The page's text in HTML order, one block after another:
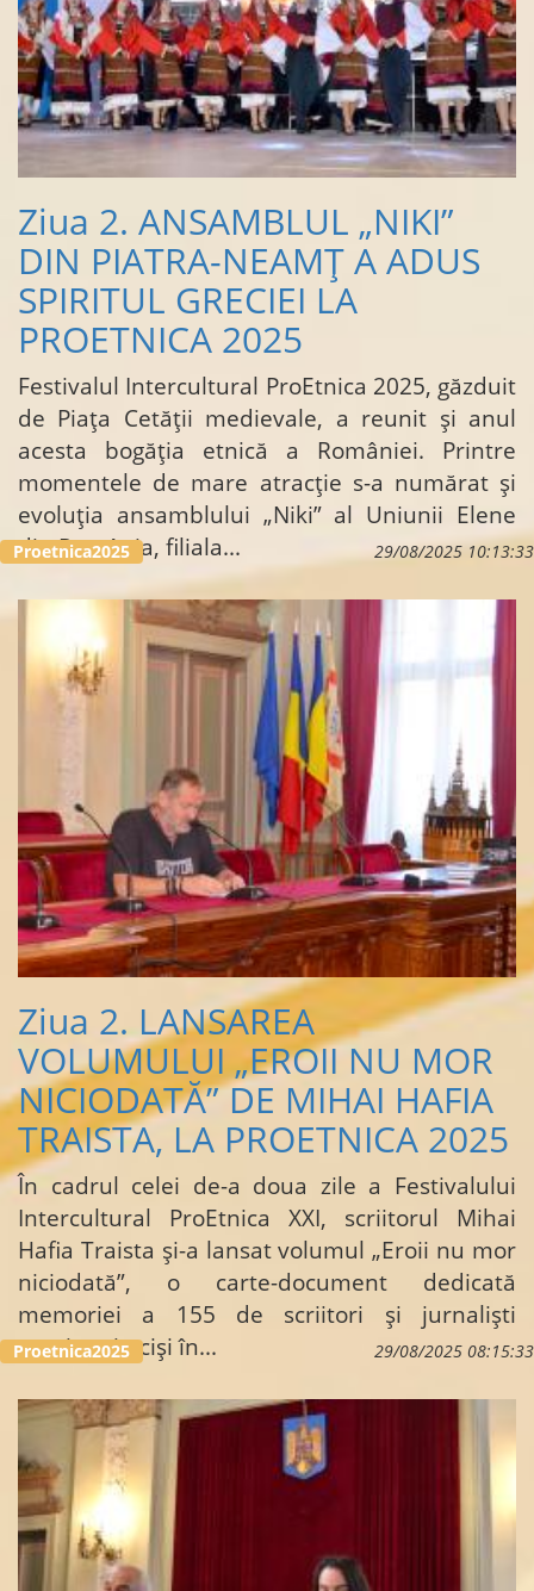
Ziua 2. ANSAMBLUL „NIKI”
DIN PIATRA-NEAMȚ A ADUS
SPIRITUL GRECIEI LA
PROETNICA 2025
Festivalul Intercultural ProEtnica 2025, găzduit
de Piața Cetății medievale, a reunit și anul
acesta bogăția etnică a României. Printre
momentele de mare atracție s-a numărat și
evoluția ansamblului „Niki” al Uniunii Elene
din România, filiala...
29/08/2025 10:13:33
Proetnica2025
Ziua 2. LANSAREA
VOLUMULUI „EROII NU MOR
NICIODATĂ” DE MIHAI HAFIA
TRAISTA, LA PROETNICA 2025
În cadrul celei de-a doua zile a Festivalului
Intercultural ProEtnica XXI, scriitorul Mihai
Hafia Traista și-a lansat volumul „Eroii nu mor
niciodată”, o carte-document dedicată
memoriei a 155 de scriitori și jurnaliști
ucraineni uciși în...
29/08/2025 08:15:33
Proetnica2025